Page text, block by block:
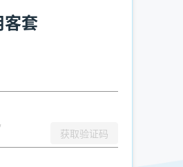
可以是电话拨打数量、客户拜访数
客户的最佳时间)去找客户谈案子，
套
获取验证码